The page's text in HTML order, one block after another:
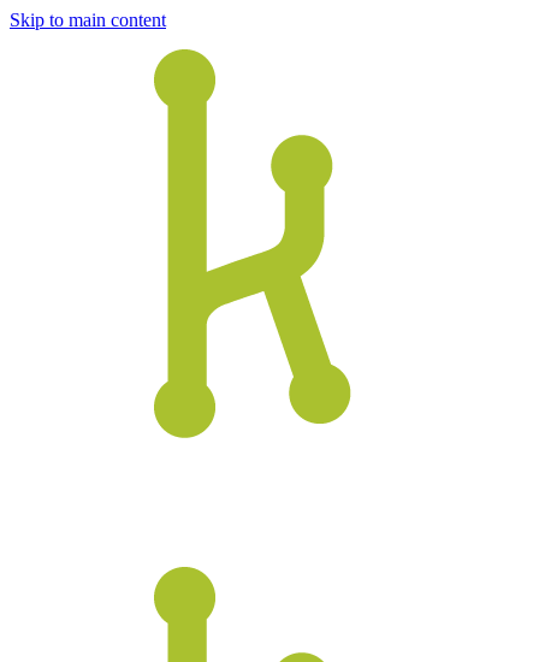
Skip to main content